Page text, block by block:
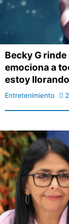
Becky G
emociona a
estoy
Entretenimiento